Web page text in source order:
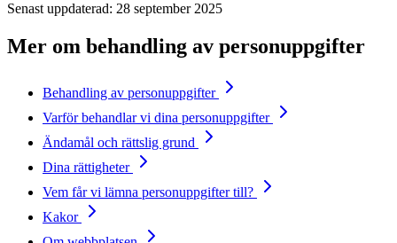
Senast uppdaterad: 28 september 2025
Mer om behandling av personuppgifter
Behandling av personuppgifter
Varför behandlar vi dina personuppgifter
Ändamål och rättslig grund
Dina rättigheter
Vem får vi lämna personuppgifter till?
Kakor